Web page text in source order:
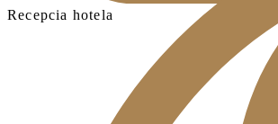
Recepcia hotela